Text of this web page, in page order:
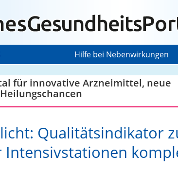
Hilfe bei Nebenwirkungen
für innovative Arzneimittel, neue
Qualitätsindikator
Intensivstationen